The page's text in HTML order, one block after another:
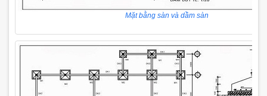
Mặt bằng sàn và dầm sàn